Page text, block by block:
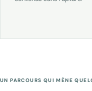
UN PARCOURS QUI MÈNE